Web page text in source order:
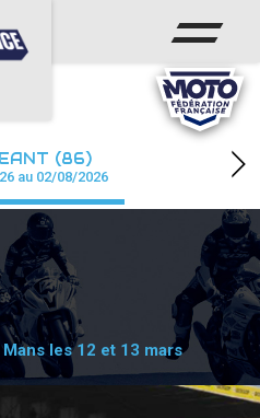
(86)
au 02/08/2026
les 12 et 13 mars